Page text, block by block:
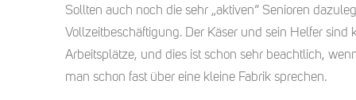
Sollten auch noch die sehr „aktiven“ Senioren
Vollzeitbeschäftigung. Der Käser und sein Helfer
Arbeitsplätze, und dies ist schon sehr beachtlich,
man schon fast über eine kleine Fabrik sprechen.